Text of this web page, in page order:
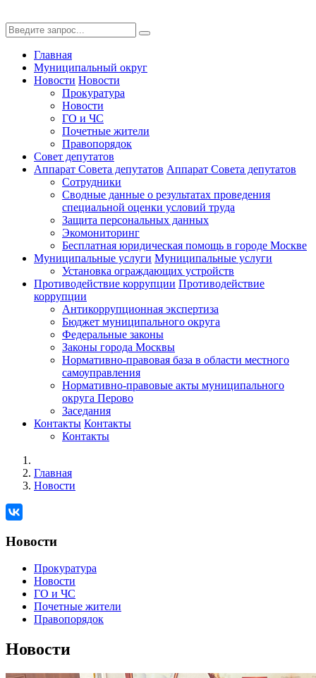
Главная
Муниципальный округ
Новости Новости
Прокуратура
Новости
ГО и ЧС
Почетные жители
Правопорядок
Совет депутатов
Аппарат Совета депутатов Аппарат Совета депутатов
Сотрудники
Сводные данные о результатах проведения
специальной оценки условий труда
Защита персональных данных
Экомониторинг
Бесплатная юридическая помощь в городе Москве
Муниципальные услуги Муниципальные услуги
Установка ограждающих устройств
Противодействие коррупции Противодействие
коррупции
Антикоррупционная экспертиза
Бюджет муниципального округа
Федеральные законы
Законы города Москвы
Нормативно-правовая база в области местного
самоуправления
Нормативно-правовые акты муниципального
округа Перово
Заседания
Контакты Контакты
Контакты
Главная
Новости
Новости
Прокуратура
Новости
ГО и ЧС
Почетные жители
Правопорядок
Новости